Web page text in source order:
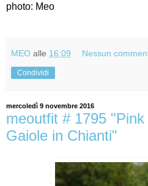
photo: Meo
MEO alle 16:09 Nessun
Condividi
mercoledì 9 novembre 2016
meoutfit # 1795
Gaiole in Chianti"